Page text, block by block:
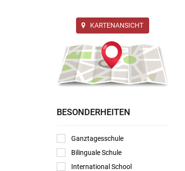
KARTENANSICHT
BESONDERHEITEN
Ganztagesschule
Bilinguale Schule
International School